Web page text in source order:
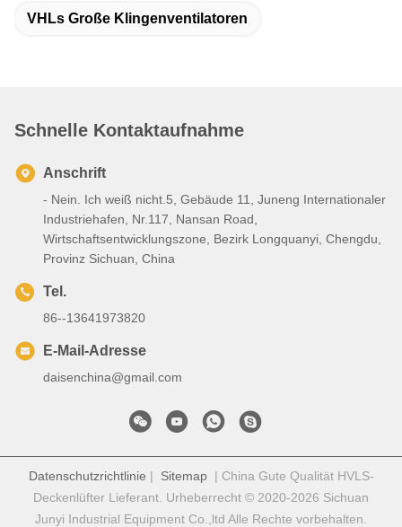
VHLs Große Klingenventilatoren
Schnelle Kontaktaufnahme
Anschrift
- Nein. Ich weiß nicht.5, Gebäude 11, Juneng Internationaler
Industriehafen, Nr.117, Nansan Road,
Wirtschaftsentwicklungszone, Bezirk Longquanyi, Chengdu,
Provinz Sichuan, China
Tel.
86--13641973820
E-Mail-Adresse
daisenchina@gmail.com
Datenschutzrichtlinie | Sitemap| China Gute Qualität HVLS-
Deckenlüfter Lieferant. Urheberrecht © 2020-2026 Sichuan
Junyi Industrial Equipment Co.,ltd Alle Rechte vorbehalten.